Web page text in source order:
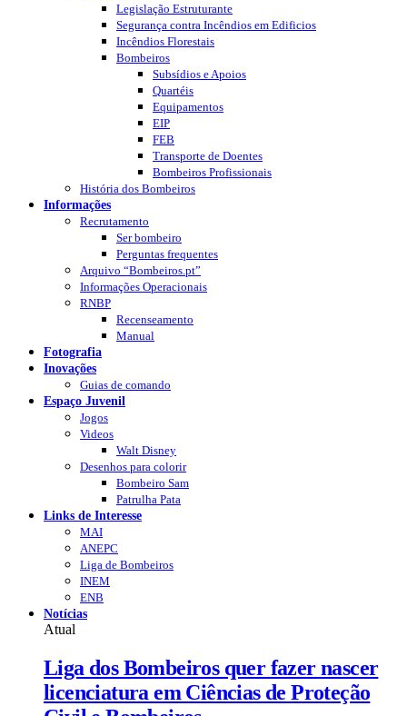
Legislação Estruturante
Segurança contra Incêndios em Edificios
Incêndios Florestais
Bombeiros
Subsídios e Apoios
Quartéis
Equipamentos
EIP
FEB
Transporte de Doentes
Bombeiros Profissionais
História dos Bombeiros
Informações
Recrutamento
Ser bombeiro
Perguntas frequentes
Arquivo “Bombeiros.pt”
Informações Operacionais
RNBP
Recenseamento
Manual
Fotografia
Inovações
Guias de comando
Espaço Juvenil
Jogos
Videos
Walt Disney
Desenhos para colorir
Bombeiro Sam
Patrulha Pata
Links de Interesse
MAI
ANEPC
Liga de Bombeiros
INEM
ENB
Notícias
Atual
Liga dos Bombeiros quer fazer nascer
licenciatura em Ciências de Proteção